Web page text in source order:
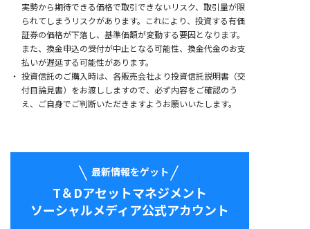
実勢から期待できる価格で取引できないリスク、取引量が限
られてしまうリスクがあります。これにより、投資する有価
証券の価格が下落し、基準価額が変動する要因となります。
また、換金申込の受付が中止となる可能性、換金代金のお支
払いが遅延する可能性があります。
投資信託のご購入時は、各販売会社より投資信託説明書（交
付目論見書）をお渡ししますので、必ず内容をご確認のう
え、ご自身でご判断いただきますようお願いいたします。
最新情報をゲット
T＆Dアセットマネジメント
ソーシャルメディア公式アカウント